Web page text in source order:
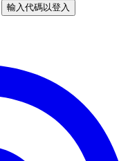
輸入代碼以登入